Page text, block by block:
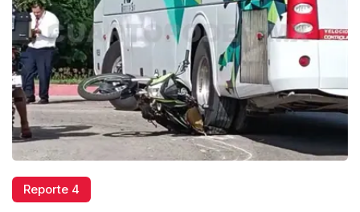
Reporte 4